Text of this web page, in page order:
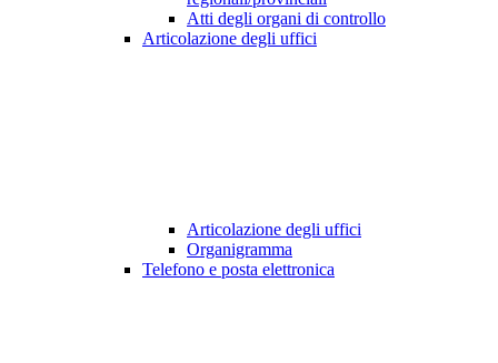
Atti degli organi di controllo
Articolazione degli uffici
Articolazione degli uffici
Organigramma
Telefono e posta elettronica